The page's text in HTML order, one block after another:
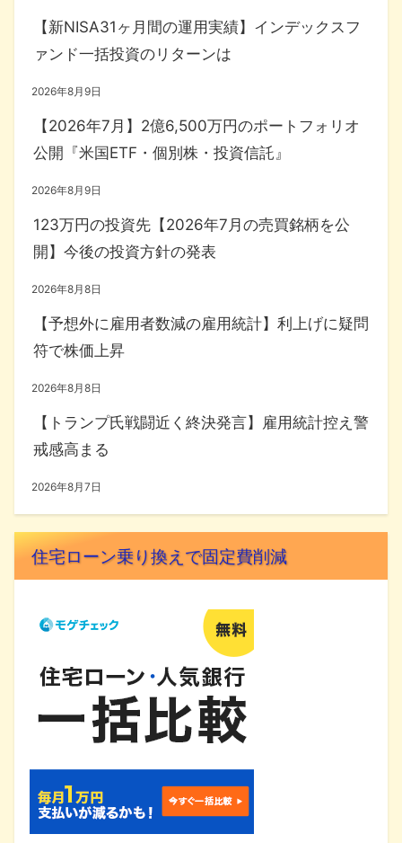
【新NISA31ヶ月間の運用実績】インデックスフ
ァンド一括投資のリターンは
2026年8月9日
【2026年7月】2億6,500万円のポートフォリオ
公開『米国ETF・個別株・投資信託』
2026年8月9日
123万円の投資先【2026年7月の売買銘柄を公
開】今後の投資方針の発表
2026年8月8日
【予想外に雇用者数減の雇用統計】利上げに疑問
符で株価上昇
2026年8月8日
【トランプ氏戦闘近く終決発言】雇用統計控え警
戒感高まる
2026年8月7日
住宅ローン乗り換えで固定費削減